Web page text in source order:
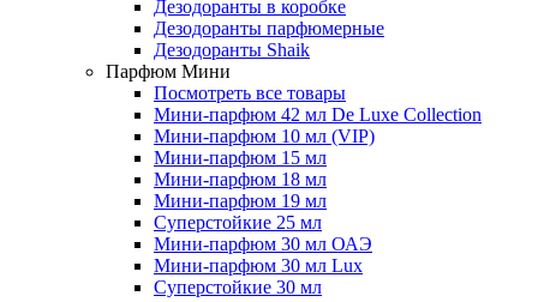
Дезодоранты в коробке
Дезодоранты парфюмерные
Дезодоранты Shaik
Парфюм Мини
Посмотреть все товары
Мини-парфюм 42 мл De Luxe Collection
Мини-парфюм 10 мл (VIP)
Мини-парфюм 15 мл
Мини-парфюм 18 мл
Мини-парфюм 19 мл
Суперстойкие 25 мл
Мини-парфюм 30 мл ОАЭ
Мини-парфюм 30 мл Lux
Суперстойкие 30 мл